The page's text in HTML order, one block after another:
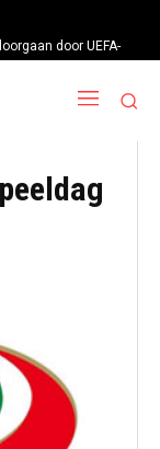
door UEFA-